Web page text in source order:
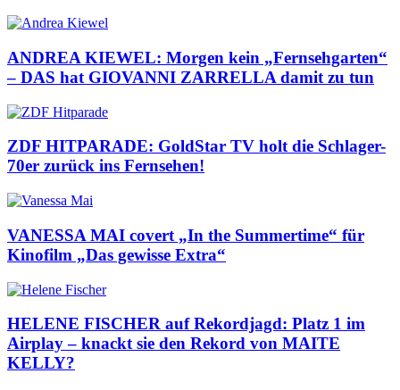
ANDREA KIEWEL: Morgen kein „Fernsehgarten“
– DAS hat GIOVANNI ZARRELLA damit zu tun
ZDF HITPARADE: GoldStar TV holt die Schlager-
70er zurück ins Fernsehen!
VANESSA MAI covert „In the Summertime“ für
Kinofilm „Das gewisse Extra“
HELENE FISCHER auf Rekordjagd: Platz 1 im
Airplay – knackt sie den Rekord von MAITE
KELLY?